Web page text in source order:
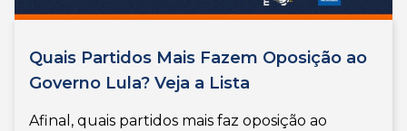
Quais Partidos Mais Fazem Oposição ao
Governo Lula? Veja a Lista
Afinal, quais partidos mais faz oposição ao